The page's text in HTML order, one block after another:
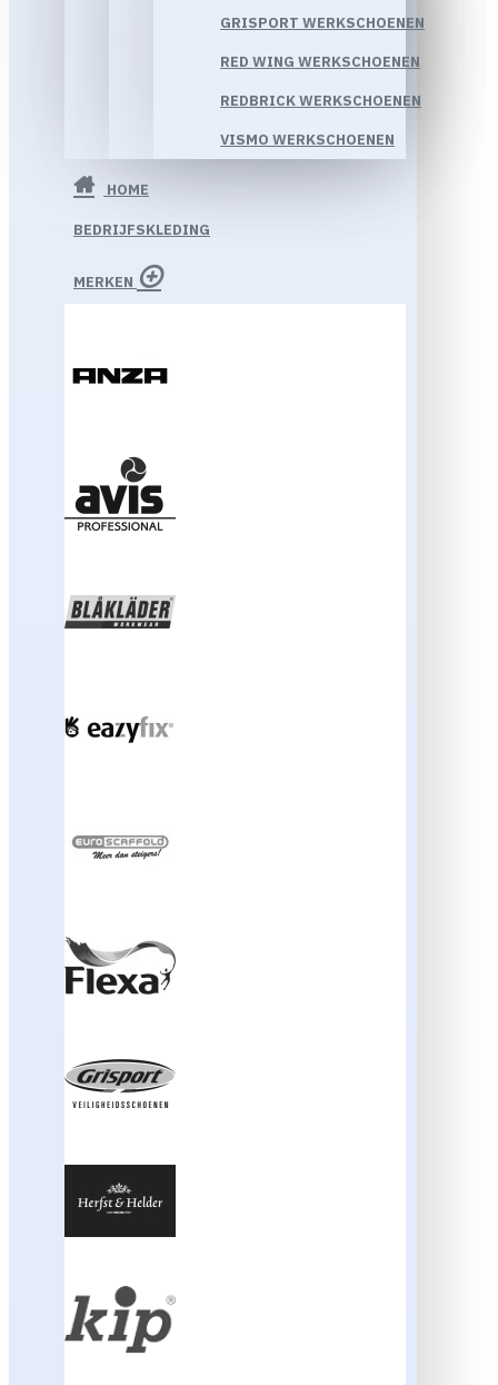
GRISPORT WERKSCHOENEN
RED WING WERKSCHOENEN
REDBRICK WERKSCHOENEN
VISMO WERKSCHOENEN
HOME
BEDRIJFSKLEDING
MERKEN